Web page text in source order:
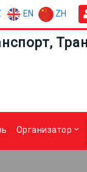
EN ZH
Организатор